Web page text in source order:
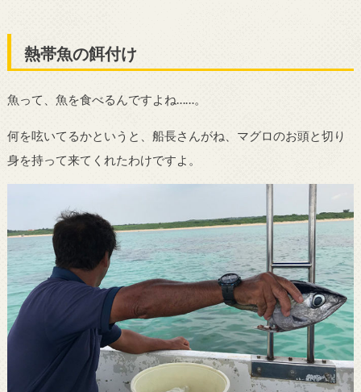
熱帯魚の餌付け
魚って、魚を食べるんですよね……。
何を呟いてるかというと、船長さんがね、マグロのお頭と切り
身を持って来てくれたわけですよ。